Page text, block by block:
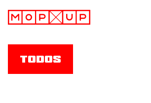
Todos